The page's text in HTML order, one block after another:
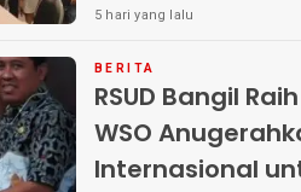
5 hari yang lalu
BERITA
RSUD Bangil
WSO
Internasional